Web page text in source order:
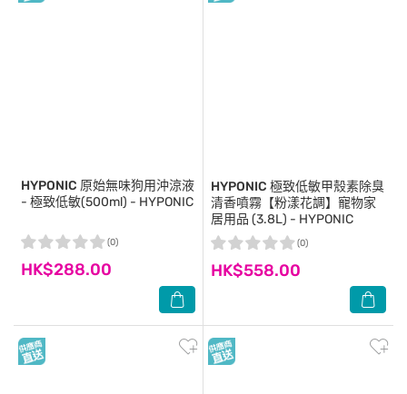
HYPONIC 原始無味狗用沖涼液
- 極致低敏(500ml) - HYPONIC
HK$288.00
(0)
HYPONIC 極致低敏甲殼素除臭
清香噴霧【粉漾花調】寵物家
居用品 (3.8L) - HYPONIC
HK$558.00
(0)